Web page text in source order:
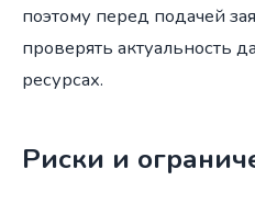
поэтому перед подачей
проверять актуальность
ресурсах.
Риски и